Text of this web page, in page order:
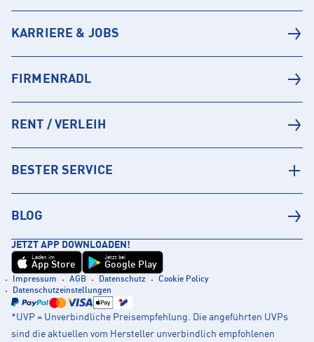
KARRIERE & JOBS
FIRMENRADL
RENT / VERLEIH
BESTER SERVICE
BLOG
JETZT APP DOWNLOADEN!
Laden im
App Store
Jetzt bei
Google Play
Impressum AGB Datenschutz
Cookie Policy
Datenschutzeinstellungen
*UVP = Unverbindliche Preisempfehlung. Die angeführten UVPs
sind die aktuellen vom Hersteller unverbindlich empfohlenen